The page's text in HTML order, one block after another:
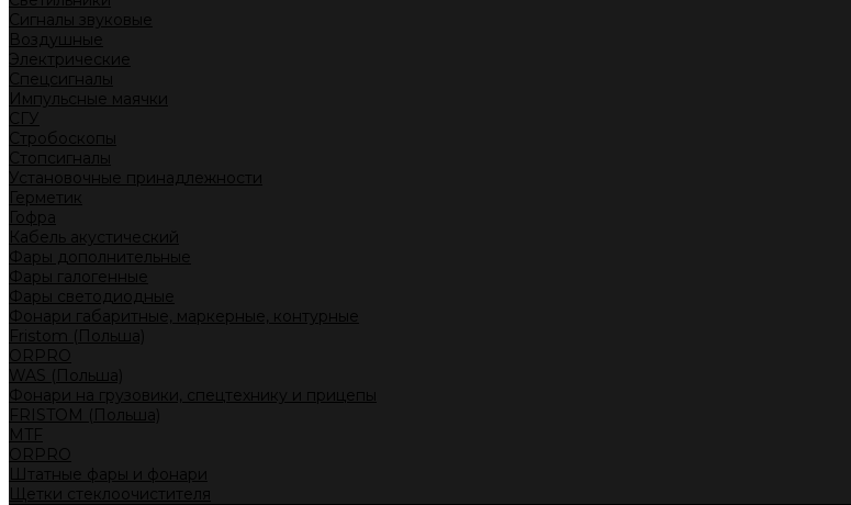
Сигналы звуковые
Воздушные
Электрические
Спецсигналы
Импульсные маячки
СГУ
Стробоскопы
Стопсигналы
Установочные принадлежности
Герметик
Гофра
Кабель акустический
Фары дополнительные
Фары галогенные
Фары светодиодные
Фонари габаритные, маркерные, контурные
Fristom (Польша)
ORPRO
WAS (Польша)
Фонари на грузовики, спецтехнику и прицепы
FRISTOM (Польша)
MTF
ORPRO
Штатные фары и фонари
Щетки стеклоочистителя